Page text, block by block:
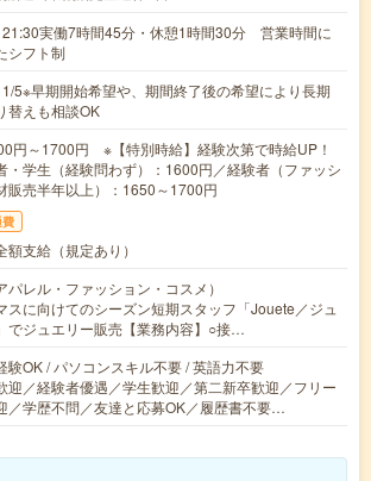
実働7時間45分・休憩1時間30分 営業時間に
シフト制
5※早期開始希望や、期間終了後の希望により長期
替えも相談OK
円～1700円 ※【特別時給】経験次第で時給UP！
・学生（経験問わず）：1600円／経験者（ファッシ
販売半年以上）：1650～1700円
額支給（規定あり）
パレル・ファッション・コスメ）
スに向けてのシーズン短期スタッフ「Jouete／ジュ
でジュエリー販売【業務内容】○接…
験OK / パソコンスキル不要 / 英語力不要
迎／経験者優遇／学生歓迎／第二新卒歓迎／フリー
／学歴不問／友達と応募OK／履歴書不要…